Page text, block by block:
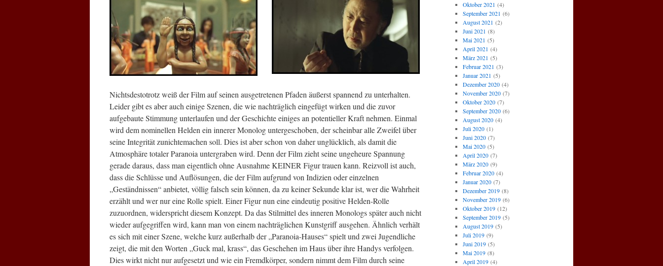
Nichtsdestotrotz weiß der Film auf seinen ausgetretenen Pfaden äußerst spannend zu unterhalten.
Leider gibt es aber auch einige Szenen, die wie nachträglich eingefügt wirken und die zuvor
aufgebaute Stimmung unterlaufen und der Geschichte einiges an potentieller Kraft nehmen. Einmal
wird dem nominellen Helden ein innerer Monolog untergeschoben, der scheinbar alle Zweifel über
seine Integrität zunichtemachen soll. Dies ist aber schon von daher unglücklich, als damit die
Atmosphäre totaler Paranoia untergraben wird. Denn der Film zieht seine ungeheure Spannung
gerade daraus, dass man eigentlich ohne Ausnahme KEINER Figur trauen kann. Reizvoll ist auch,
dass die Schlüsse und Auflösungen, die der Film aufgrund von Indizien oder einzelnen
„Geständnissen“ anbietet, völlig falsch sein können, da zu keiner Sekunde klar ist, wer die Wahrheit
erzählt und wer nur eine Rolle spielt. Einer Figur nun eine eindeutig positive Helden-Rolle
zuzuordnen, widerspricht diesem Konzept. Da das Stilmittel des inneren Monologs später auch nicht
wieder aufgegriffen wird, kann man von einem nachträglichen Kunstgriff ausgehen. Ähnlich verhält
es sich mit einer Szene, welche kurz außerhalb der „Paranoia-Hauses“ spielt und zwei Jugendliche
zeigt, die mit den Worten „Guck mal, krass“, das Geschehen im Haus über ihre Handys verfolgen.
Dies wirkt nicht nur aufgesetzt und wie ein Fremdkörper, sondern nimmt dem Film durch seine
Oktober 2021 (4)
September 2021 (6)
August 2021 (2)
Juni 2021 (8)
Mai 2021 (5)
April 2021 (4)
März 2021 (5)
Februar 2021 (3)
Januar 2021 (5)
Dezember 2020(4)
November 2020(7)
Oktober 2020(7)
September 2020(6)
August 2020(4)
Juli 2020(1)
Juni 2020(7)
Mai 2020(5)
April 2020(7)
März 2020(9)
Februar 2020(4)
Januar 2020(7)
Dezember 2019(8)
November 2019(6)
Oktober 2019(12)
September 2019(5)
August 2019(5)
Juli 2019(9)
Juni 2019(5)
Mai 2019(8)
April 2019(4)